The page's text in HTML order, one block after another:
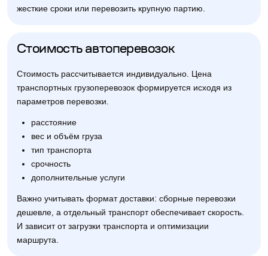
жесткие сроки или перевозить крупную партию.
Стоимость автоперевозок
Стоимость рассчитывается индивидуально. Цена
транспортных грузоперевозок формируется исходя из
параметров перевозки.
расстояние
вес и объём груза
тип транспорта
срочность
дополнительные услуги
Важно учитывать формат доставки: сборные перевозки
дешевле, а отдельный транспорт обеспечивает скорость.
И зависит от загрузки транспорта и оптимизации
маршрута.